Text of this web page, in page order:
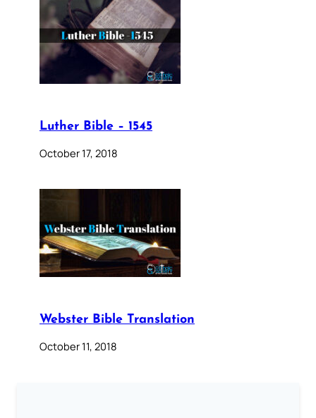
Luther Bible – 1545
October 17, 2018
Webster Bible Translation
October 11, 2018